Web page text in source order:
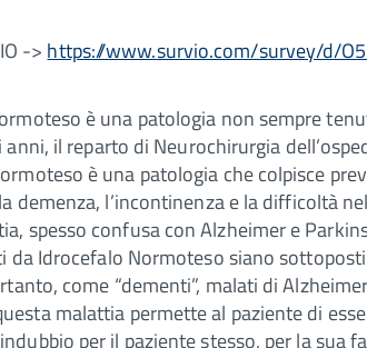
-> https://www.survio.com/survey/d/
è una patologia non sempre
anni, il reparto di Neurochirurgia
è una patologia che colpisce
demenza, l’incontinenza e la difficoltà
spesso confusa con Alzheimer e
da Idrocefalo Normoteso siano
come “dementi”, malati di
malattia permette al paziente di
per il paziente stesso, per la sua